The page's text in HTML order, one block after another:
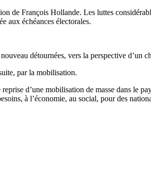
de François Hollande. Les luttes
aux échéances électorales.
détournées, vers la perspective
par la mobilisation.
d’une mobilisation de masse dans le
à l’économie, au social, pour des